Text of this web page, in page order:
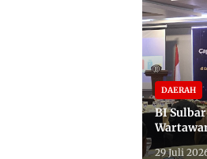
DAERAH
BI
2026
29 Juli